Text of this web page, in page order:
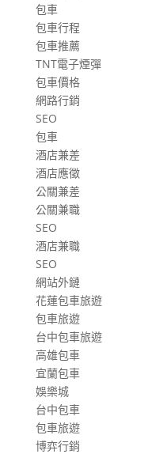
包車
包車行程
包車推薦
TNT電子煙彈
包車價格
網路行銷
SEO
包車
酒店兼差
酒店應徵
公關兼差
公關兼職
SEO
酒店兼職
SEO
網站外鏈
花蓮包車旅遊
包車旅遊
台中包車旅遊
高雄包車
宜蘭包車
娛樂城
台中包車
包車旅遊
博弈行銷